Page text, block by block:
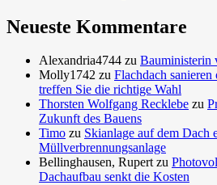
Neueste Kommentare
Alexandria4744 zu Bauministerin
Molly1742 zu Flachdach sanieren
treffen Sie die richtige Wahl
Thorsten Wolfgang Recklebe zu
Zukunft des Bauens
Timo zu Skianlage auf dem Dach
Müllverbrennungsanlage
Bellinghausen, Rupertzu
Dachaufbau senkt die Kosten